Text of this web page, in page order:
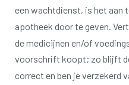
een wachtdienst, is het aan
apotheek door te geven.
de medicijnen en/of
voorschrift koopt; zo blijft
correct en ben je verzekerd